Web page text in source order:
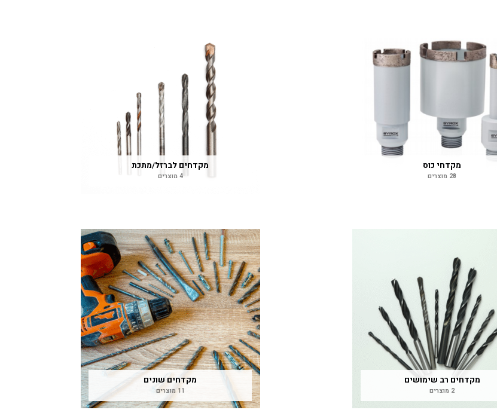
מקדחי כוס
28 מוצרים
מקדחים לברזל/מתכת
4 מוצרים
מקדחים רב שימושים
2 מוצרים
מקדחים שונים
11 מוצרים